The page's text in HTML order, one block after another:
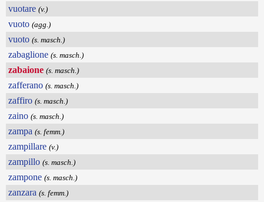
vuotare (v.)
vuoto (agg.)
vuoto (s. masch.)
zabaglione (s. masch.)
zabaione (s. masch.)
zafferano (s. masch.)
zaffiro (s. masch.)
zaino (s. masch.)
zampa (s. femm.)
zampillare (v.)
zampillo (s. masch.)
zampone (s. masch.)
zanzara (s. femm.)